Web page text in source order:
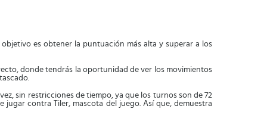
objetivo es obtener la puntuación más alta y superar a los
donde tendrás la oportunidad de ver los movimientos
sin restricciones de tiempo, ya que los turnos son de 72
jugar contra Tiler, mascota del juego. Así que, demuestra